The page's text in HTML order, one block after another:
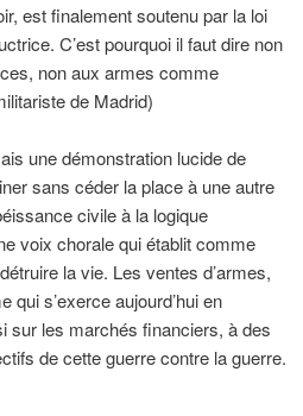
est finalement soutenu par la loi
C’est pourquoi il faut dire non
non aux armes comme
de Madrid)
une démonstration lucide de
sans céder la place à une autre
civile à la logique
voix chorale qui établit comme
la vie. Les ventes d’armes,
qui s’exerce aujourd’hui en
sur les marchés financiers, à des
de cette guerre contre la guerre.